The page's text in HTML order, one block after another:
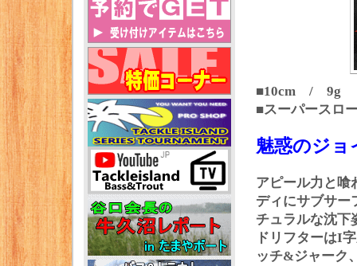
■10cm / 9g
■スーパースロ
魅惑のジ
アピール力と喰
ディにサブサー
チュラルな沈下
ドリフターはI
ッチ&ジャーク